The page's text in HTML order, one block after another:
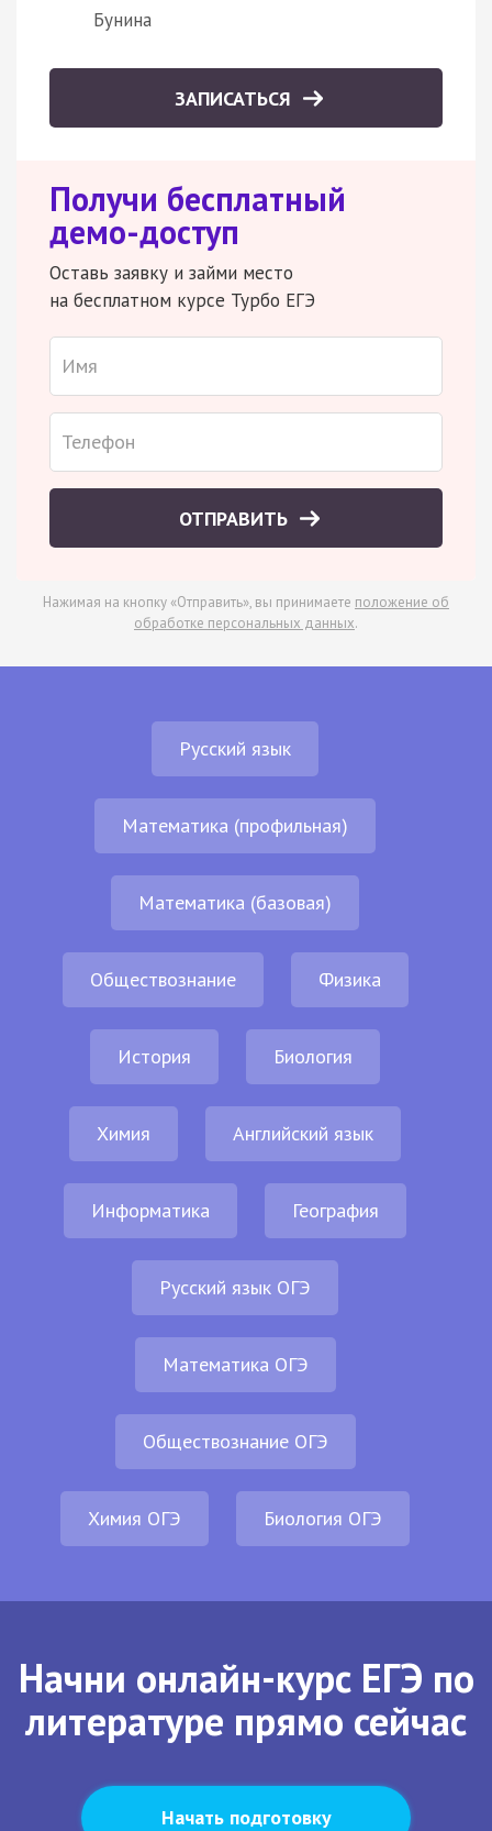
Бунина
ЗАПИСАТЬСЯ
Получи бесплатный
демо-доступ
Оставь заявку и займи место
на бесплатном курсе Турбо ЕГЭ
ОТПРАВИТЬ
Нажимая на кнопку «Отправить», вы принимаете положение об
обработке персональных данных.
Русский язык
Математика (профильная)
Математика (базовая)
Обществознание Физика
История Биология
Химия Английский язык
Информатика География
Русский язык ОГЭ
Математика ОГЭ
Обществознание ОГЭ
Химия ОГЭ Биология ОГЭ
Начни онлайн-курс ЕГЭ по
литературе прямо сейчас
Начать подготовку